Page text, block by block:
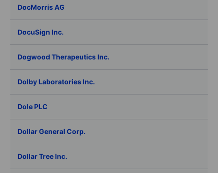
DocMorris AG
DocuSign Inc.
Dogwood Therapeutics Inc.
Dolby Laboratories Inc.
Dole PLC
Dollar General Corp.
Dollar Tree Inc.